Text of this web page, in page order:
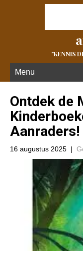
"KENNIS
Menu
Ontdek de
Aanraders!
16 augustus 2025 |